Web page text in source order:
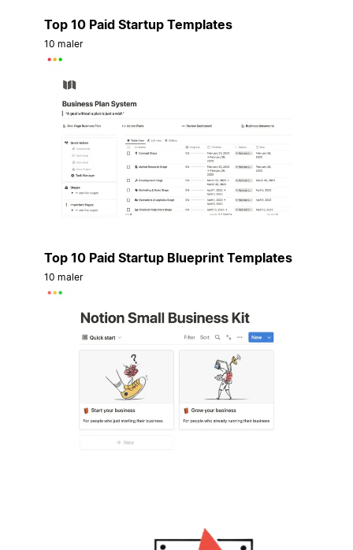
Top 10 Paid Startup Templates
10 maler
Top 10 Paid Startup Blueprint Templates
10 maler